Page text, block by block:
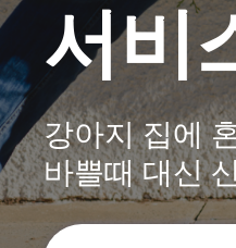
서비
강아지 집에
바쁠때 대신